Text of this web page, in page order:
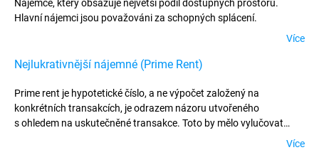
Nájemce, který obsazuje největší podíl dostupných prostorů.
Hlavní nájemci jsou považováni za schopných splácení.
Více
Nejlukrativnější nájemné (Prime Rent)
Prime rent je hypotetické číslo, a ne výpočet založený na
konkrétních transakcích, je odrazem názoru utvořeného
s ohledem na uskutečněné transakce. Toto by mělo vylučovat
jakékoli výjimečné okolnosti nebo jednorázové dohody. Prime rentVíce